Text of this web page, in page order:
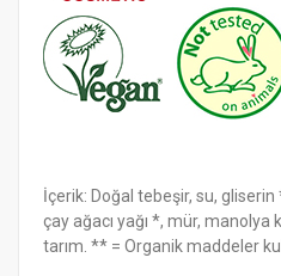
İçerik: Doğal tebeşir, su,
çay ağacı yağı *, mür,
tarım. ** = Organik maddeler